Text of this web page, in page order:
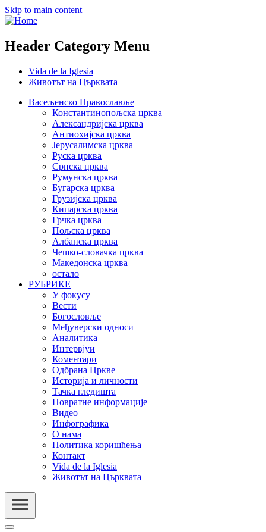
Skip to main content
Header Category Menu
Vida de la Iglesia
Животът на Църквата
Васељенско Православље
Константинопољска црква
Александријска црква
Антиохијска црква
Јерусалимска црква
Руска црква
Српска црква
Румунска црква
Бугарска црква
Грузијска црква
Кипарска црква
Грчка црква
Пољска црква
Албанска црква
Чешко-словачка црква
Македонска црква
остало
РУБРИКЕ
У фокусу
Вести
Богословље
Међуверски односи
Аналитика
Интервјуи
Коментари
Одбрана Цркве
Историја и личности
Тачка гледишта
Повратне информације
Видео
Инфографика
О нама
Политика коришћења
Контакт
Vida de la Iglesia
Животът на Църквата